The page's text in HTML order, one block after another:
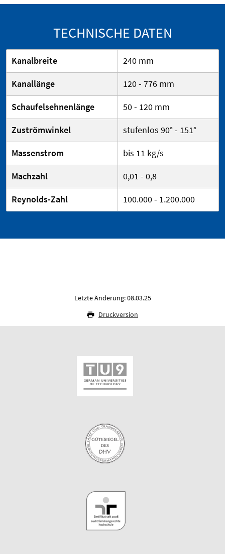
TECHNISCHE DATEN
Kanalbreite
240 mm
Kanallänge
120 - 776 mm
Schaufelsehnenlänge
50 - 120 mm
Zuströmwinkel
stufenlos 90° - 151°
Massenstrom
bis 11 kg/s
Machzahl
0,01 - 0,8
Reynolds-Zahl
100.000 - 1.200.000
Letzte Änderung: 08.03.25
Druckversion